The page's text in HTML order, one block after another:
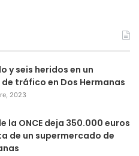
y seis heridos en un
tráfico en Dos Hermanas
2023
la ONCE deja 350.000 euros
de un supermercado de